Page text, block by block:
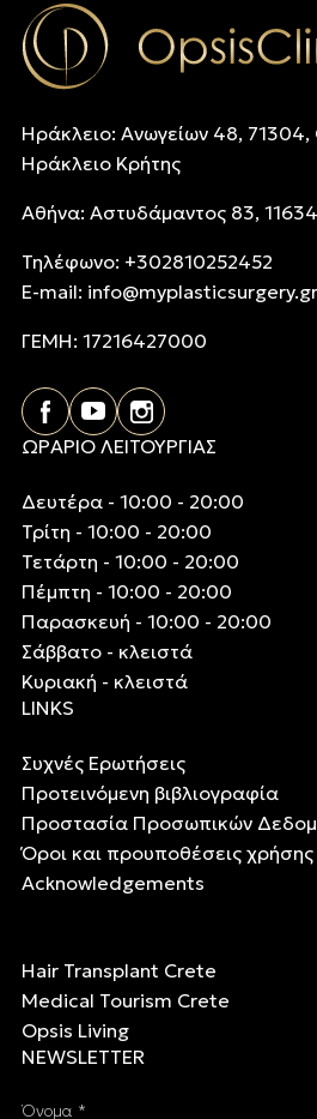
Ηράκλειο: Ανωγείων 48, 71304,
Ηράκλειο Κρήτης
Αθήνα: Αστυδάμαντος 83,
Τηλέφωνo: +302810252452
E-mail: info@myplasticsurgery.gr
ΓΕΜΗ: 17216427000
ΩΡΑΡΙΟ ΛΕΙΤΟΥΡΓΙΑΣ
Δευτέρα - 10:00 - 20:00
Τρίτη - 10:00 - 20:00
Τετάρτη - 10:00 - 20:00
Πέμπτη - 10:00 - 20:00
Παρασκευή - 10:00 - 20:00
Σάββατο - κλειστά
Κυριακή - κλειστά
LINKS
Συχνές Ερωτήσεις
Προτεινόμενη βιβλιογραφία
Προστασία Προσωπικών
Όροι και προυποθέσεις χρήσης
Acknowledgements
Hair Transplant Crete
Medical Tourism Crete
Opsis Living
NEWSLETTER
Όνομα *